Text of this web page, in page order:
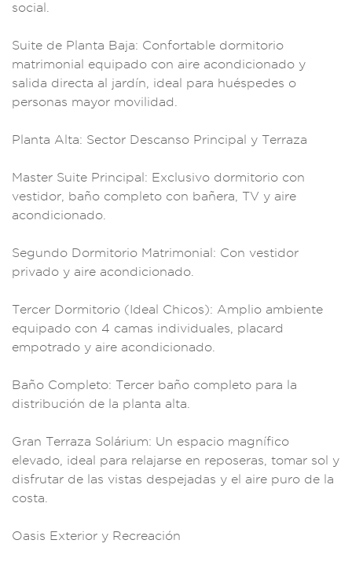
social
Suite de P lanta Baja: Confortable dormitorio
matrimonial equipado con aire acondicionado y
salida directa al jardín, ideal para huéspedes o
personas mayor movilidad.
Planta Alta: Sector Descanso Principal y Terraza
Master Suite Principal: Excl usivo dormitorio con
vestidor, baño comp leto con bañera , TV y aire
acondicionado.
Segundo Dormitorio Matrimonial: Con vestidor
privado y aire acondicionado.
Tercer Dormitorio (Ideal Chicos): Amplio ambiente
equipado con 4 camas individuales,
placard
empotrado y aire acondicionado.
Baño Completo: Tercer baño completo para la
distribución de la planta alta.
Gran Terraza Solárium: Un espacio magnífico
elevado, ideal para relajarse en reposeras, tomar sol y
disfrutar de las vistas despejadas y el aire puro de la
costa
Oasis Exterior y Recreación